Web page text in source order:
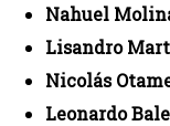
Nahuel
Lisandro
Nicolás
Leonardo